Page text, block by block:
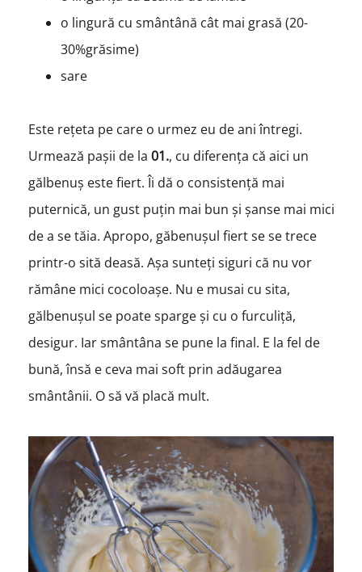
o lingură cu smântână cât mai grasă (20-
30%grăsime)
sare
Este rețeta pe care o urmez eu de ani întregi.
Urmează pașii de la 01., cu diferența că aici un
gălbenuș este fiert. Îi dă o consistență mai
puternică, un gust puțin mai bun și șanse mai mici
de a se tăia. Apropo, găbenușul fiert se se trece
printr-o sită deasă. Așa sunteți siguri că nu vor
rămâne mici cocoloașe. Nu e musai cu sita,
gălbenușul se poate sparge și cu o furculiță,
desigur. Iar smântâna se pune la final. E la fel de
bună, însă e ceva mai soft prin adăugarea
smântânii. O să vă placă mult.